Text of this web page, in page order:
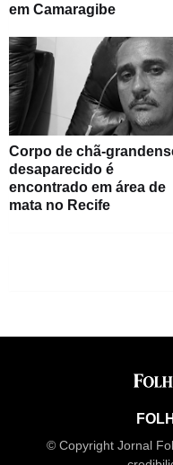
em Camaragibe
Corpo de chã-
desaparecido é
encontrado em área de
mata no Recife
© Copyright Jornal